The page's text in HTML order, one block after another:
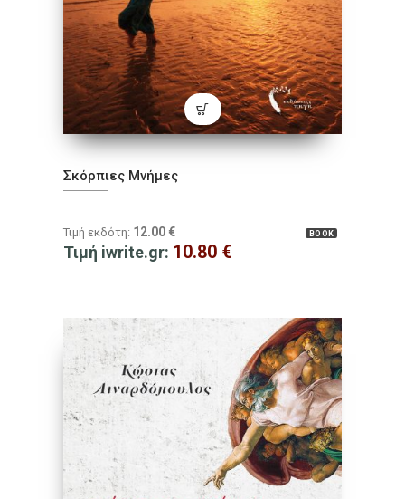
Σκόρπιες Μνήμες
BOOK
Τιμή εκδότη: 12.00 €
Τιμή iwrite.gr: 10.80 €